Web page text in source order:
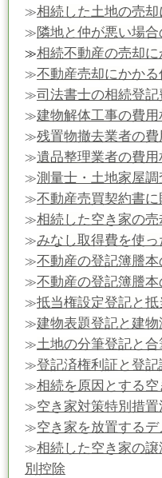
≫相続した土地の売
≫ 隣地と仲が悪い場
≫相続不動産の売却
≫不動産売却にかか
≫司法書士の相続登記
≫建物解体工事の費用
≫残置物撤去業者の
≫遺品整理業者の費用
≫測量士・土地家屋
≫不動産売買契約書
≫相続した空き家の
≫みなし取得費を使
≫不動産の登記簿謄
≫不動産の登記簿謄
≫抵当権設定登記と
≫建物表題登記と建
≫土地の分筆登記と
≫登記済権利証と登記
≫相続を原因とする空
≫空き家対策特別措置
≫空き家を放置するデ
≫相続した空き家の
別控除